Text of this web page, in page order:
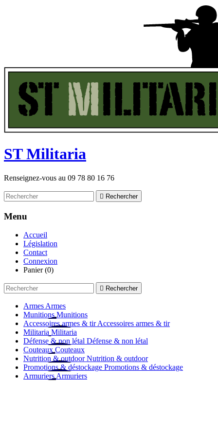
STMilitaria
Renseignez-vous au 09 78 80 16 76
 Rechercher
Menu
Accueil
Législation
Contact
Connexion
Panier (0)
 Rechercher
Armes Armes
Munitions Munitions
Accessoires armes & tir Accessoires armes & tir
Militaria Militaria
Défense & non létal Défense & non létal
Couteaux Couteaux
Nutrition & outdoor Nutrition & outdoor
Promotions & déstockage Promotions & déstockage
Armuriers Armuriers